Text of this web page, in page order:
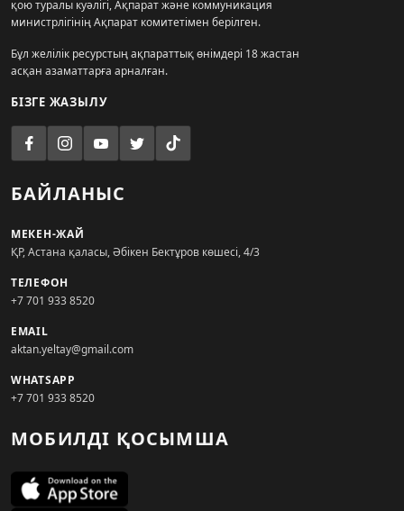
қою туралы куәлігі, Ақпарат және коммуникация
министрлігінің Ақпарат комитетімен берілген.
Бұл желілік ресурстың ақпараттық өнімдері 18 жастан
асқан азаматтарға арналған.
БІЗГЕ ЖАЗЫЛУ
БАЙЛАНЫС
МЕКЕН-ЖАЙ
ҚР, Астана қаласы, Әбікен Бектұров көшесі, 4/3
ТЕЛЕФОН
+7 701 933 8520
EMAIL
aktan.yeltay@gmail.com
WHATSAPP
+7 701 933 8520
МОБИЛДІ ҚОСЫМША